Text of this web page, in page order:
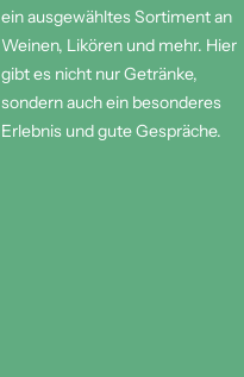
ein ausgewähltes Sortiment an
Weinen, Likören und mehr. Hier
gibt es nicht nur Getränke,
sondern auch ein besonderes
Erlebnis und gute Gespräche.